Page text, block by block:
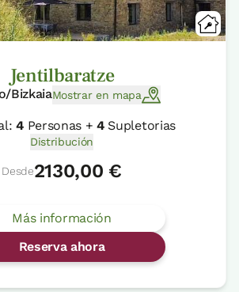
Jentilbaratze
BizkaiaMostrar en mapa
4Personas +4Supletorias
Distribución
Desde2130,00 €
Más información
Reserva ahora